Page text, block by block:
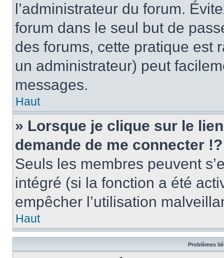
l’administrateur du forum.
forum dans le seul but de
des forums, cette pratique est
un administrateur) peut
messages.
Haut
» Lorsque je clique sur le
demande de me connecter !?
Seuls les membres peuvent
intégré (si la fonction a été
empêcher l’utilisation
Haut
Problèmes